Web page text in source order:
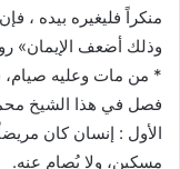
منكراً فليغيره بيده ،
وذلك أضعف الإيمان»
* من مات وعليه صيام،
فصل في هذا الشيخ
الأول : إنسان كان
مسكين، ولا يُصام عنه.